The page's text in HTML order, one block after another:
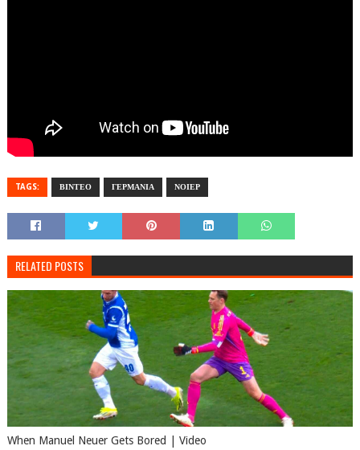
TAGS: ΒΙΝΤΕΟ ΓΕΡΜΑΝΙΑ ΝΟΙΕΡ
RELATED POSTS
When Manuel Neuer Gets Bored | Video